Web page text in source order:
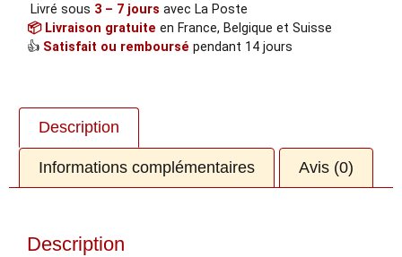
Livré sous 3 – 7 jours avec La Poste
📦 Livraison gratuite en France, Belgique et Suisse
👍 Satisfait ou remboursé pendant 14 jours
Description
Informations complémentaires Avis (0)
Description